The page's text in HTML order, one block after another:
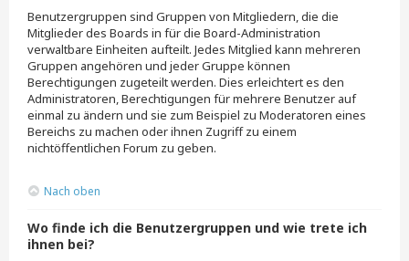
Benutzergruppen sind Gruppen von Mitgliedern, die die
Mitglieder des Boards in für die Board-Administration
verwaltbare Einheiten aufteilt. Jedes Mitglied kann mehreren
Gruppen angehören und jeder Gruppe können
Berechtigungen zugeteilt werden. Dies erleichtert es den
Administratoren, Berechtigungen für mehrere Benutzer auf
einmal zu ändern und sie zum Beispiel zu Moderatoren eines
Bereichs zu machen oder ihnen Zugriff zu einem
nichtöffentlichen Forum zu geben.
Nach oben
Wo finde ich die Benutzergruppen und wie trete ich
ihnen bei?